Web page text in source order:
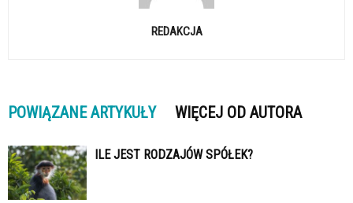
REDAKCJA
POWIĄZANE ARTYKUŁY WIĘCEJ OD AUTORA
ILE JEST RODZAJÓW SPÓŁEK?